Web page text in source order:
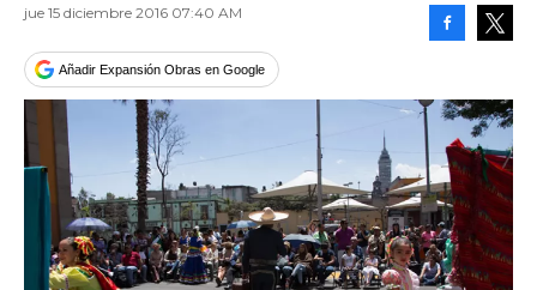
jue 15 diciembre 2016 07:40 AM
Añadir Expansión Obras en Google